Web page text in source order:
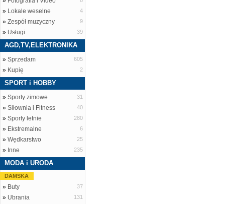
» Lokale weselne 4
» Zespół muzyczny 9
» Usługi 39
AGD,TV,ELEKTRONIKA
» Sprzedam 605
» Kupię 2
SPORT i HOBBY
» Sporty zimowe 31
» Siłownia i Fitness 40
» Sporty letnie 280
» Ekstremalne 6
» Wędkarstwo 25
» Inne 235
MODA i URODA
DAMSKA
» Buty 37
» Ubrania 131